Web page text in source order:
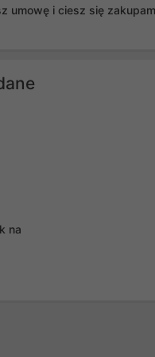
umowę i ciesz się
na